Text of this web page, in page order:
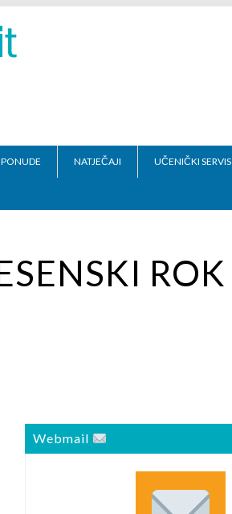
PONUDE NATJEČAJI UČENIČKI SERVIS
ROK
Webmail